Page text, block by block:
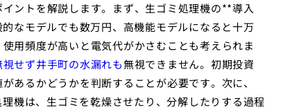
ントを解説します。まず、生ゴミ処理機の**導入
なモデルでも数万円、高機能モデルになると十万
用頻度が高いと電気代がかさむことも考えられま
視せず井手町の水漏れも無視できません。初期投資
あるかどうかを判断することが必要です。次に、
機は、生ゴミを乾燥させたり、分解したりする過程